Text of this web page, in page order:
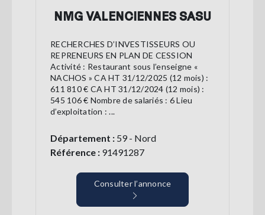
NMG VALENCIENNES SASU
RECHERCHES D’INVESTISSEURS OU
REPRENEURS EN PLAN DE CESSION
Activité : Restaurant sous l’enseigne «
NACHOS » CA HT 31/12/2025 (12 mois) :
611 810 € CA HT 31/12/2024 (12 mois) :
545 106 € Nombre de salariés : 6 Lieu
d’exploitation : ...
Département : 59 - Nord
Référence : 91491287
Consulter l’annonce